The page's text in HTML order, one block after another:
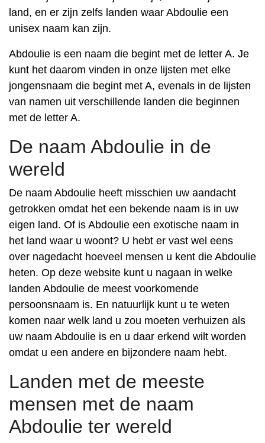
land, en er zijn zelfs landen waar Abdoulie een
unisex naam kan zijn.
Abdoulie is een naam die begint met de letter A. Je
kunt het daarom vinden in onze lijsten met elke
jongensnaam die begint met A, evenals in de lijsten
van namen uit verschillende landen die beginnen
met de letter A.
De naam Abdoulie in de
wereld
De naam Abdoulie heeft misschien uw aandacht
getrokken omdat het een bekende naam is in uw
eigen land. Of is Abdoulie een exotische naam in
het land waar u woont? U hebt er vast wel eens
over nagedacht hoeveel mensen u kent die Abdoulie
heten. Op deze website kunt u nagaan in welke
landen Abdoulie de meest voorkomende
persoonsnaam is. En natuurlijk kunt u te weten
komen naar welk land u zou moeten verhuizen als
uw naam Abdoulie is en u daar erkend wilt worden
omdat u een andere en bijzondere naam hebt.
Landen met de meeste
mensen met de naam
Abdoulie ter wereld